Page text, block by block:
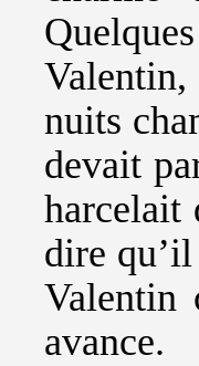
nuits
devait
harcelait
dire
Valentin
avance.